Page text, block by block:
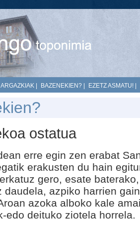
ARGAZKIAK BAZENEKIEN? EZETZ ASMATU!
ostatua
erre egin zen erabat
erakusten du hain
gero, esate
daudela, azpiko harrien
azoka alboko kale
edo deituko ziotela horrela.